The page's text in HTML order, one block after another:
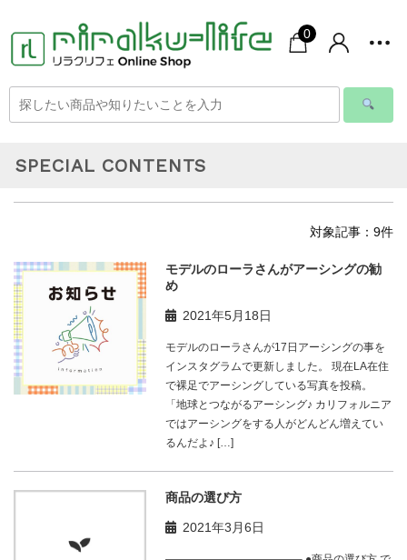
0
SPECIAL CONTENTS
対象記事：9件
モデルのローラさんがアーシングの勧
め
2021年5月18日
モデルのローラさんが17日アーシングの事を
インスタグラムで更新しました。 現在LA在住
で裸足でアーシングしている写真を投稿。
「地球とつながるアーシング♪ カリフォルニア
ではアーシングをする人がどんどん増えてい
るんだよ♪ […]
商品の選び方
2021年3月6日